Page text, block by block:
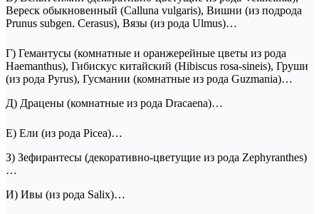
Вереск обыкновенный (Calluna vulgaris), Вишни (из подрода
Prunus subgen. Cerasus), Вязы (из рода Ulmus)…
Г) Гемантусы (комнатные и оранжерейные цветы из рода
Haemanthus), Гибискус китайский (Hibiscus rosa-sineis), Груши
(из рода Pyrus), Гусмании (комнатные из рода Guzmania)…
Д) Драцены (комнатные из рода Dracaena)…
Е) Ели (из рода Picea)…
З) Зефирантесы (декоративно-цветущие из рода Zephyranthes)
…
И) Ивы (из рода Salix)…